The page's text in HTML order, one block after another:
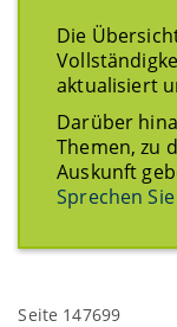
Die
aktualisiert
Darüber
Themen, zu
Auskunft
Sprechen
Seite 147699